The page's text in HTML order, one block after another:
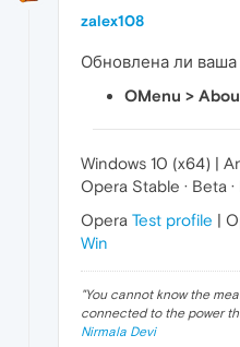
zalex108
Обновлена ​​ли ваша
OMenu >
Windows 10 (x64) |
Opera Stable · Beta
Opera Test profile |
Win
"You cannot know the
connected to the power
Nirmala Devi